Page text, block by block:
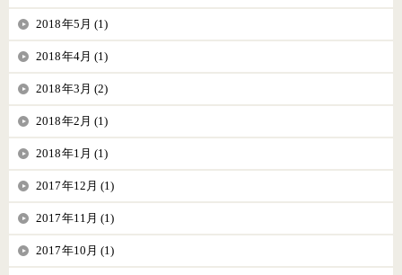
2018年5月 (1)
2018年4月 (1)
2018年3月 (2)
2018年2月 (1)
2018年1月 (1)
2017年12月 (1)
2017年11月 (1)
2017年10月 (1)